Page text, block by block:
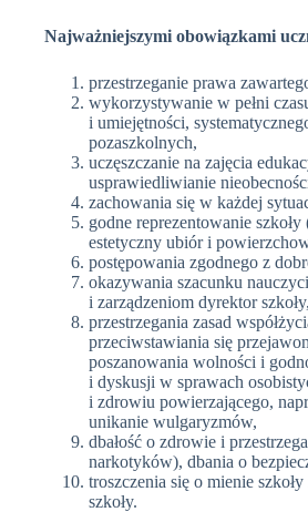
Najważniejszymi obowiązkami
przestrzeganie prawa
wykorzystywanie w pełni
i umiejętności,
pozaszkolnych,
uczęszczanie na zajęcia
usprawiedliwianie
zachowania się w każdej
godne reprezentowanie
estetyczny ubiór i
postępowania zgodnego z
okazywania szacunku
i zarządzeniom dyrektor
przestrzegania zasad
przeciwstawiania się
poszanowania wolności i
i dyskusji w sprawach
i zdrowiu powierzającego,
unikanie wulgaryzmów,
dbałość o zdrowie i
narkotyków), dbania o
troszczenia się o mienie
szkoły.